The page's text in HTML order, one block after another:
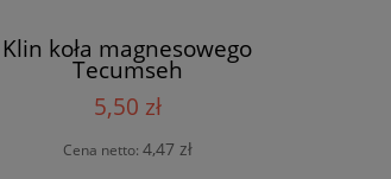
Klin koła magnesowego
Tecumseh
5,50 zł
Cena netto: 4,47 zł